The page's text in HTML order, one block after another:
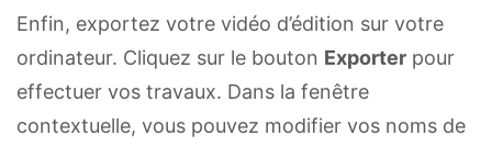
Enfin, exportez votre vidéo d’édition sur votre
ordinateur. Cliquez sur le bouton Exporter pour
effectuer vos travaux. Dans la fenêtre
contextuelle, vous pouvez modifier vos noms de